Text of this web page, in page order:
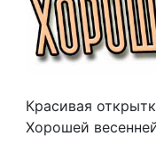
Красивая
Хорошей